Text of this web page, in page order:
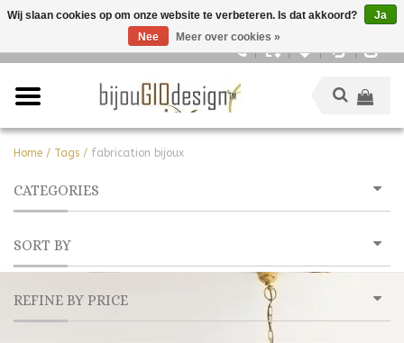
Home / Tags / fabrication bijoux
CATEGORIES
SORT BY
REFINE BY PRICE
Wij slaan cookies op om onze website te verbeteren. Is dat akkoord?
Ja
Nee
Meer over cookies »